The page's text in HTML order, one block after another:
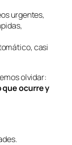
urgentes,
casi
olvidar:
ocurre y